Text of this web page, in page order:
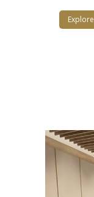
Explore